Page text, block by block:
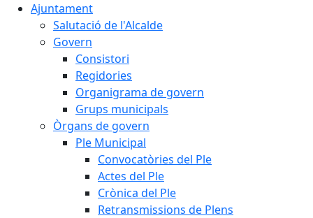
Ajuntament
Salutació de l'Alcalde
Govern
Consistori
Regidories
Organigrama de govern
Grups municipals
Òrgans de govern
Ple Municipal
Convocatòries del Ple
Actes del Ple
Crònica del Ple
Retransmissions de Plens